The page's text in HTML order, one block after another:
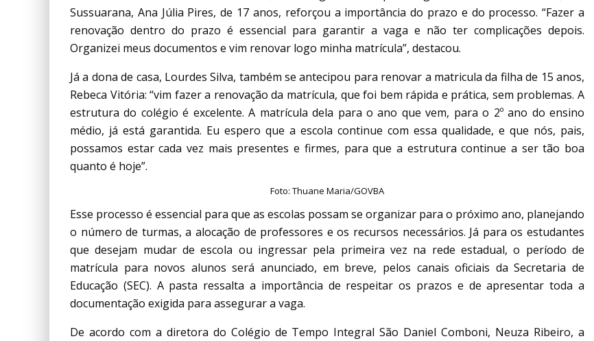
Sussuarana, Ana Júlia Pires, de 17 anos, reforçou a importância do prazo e do processo. “Fazer a
renovação dentro do prazo é essencial para garantir a vaga e não ter complicações depois.
Organizei meus documentos e vim renovar logo minha matrícula”, destacou.
Já a dona de casa, Lourdes Silva, também se antecipou para renovar a matricula da filha de 15 anos,
Rebeca Vitória: “vim fazer a renovação da matrícula, que foi bem rápida e prática, sem problemas. A
estrutura do colégio é excelente. A matrícula dela para o ano que vem, para o 2º ano do ensino
médio, já está garantida. Eu espero que a escola continue com essa qualidade, e que nós, pais,
possamos estar cada vez mais presentes e firmes, para que a estrutura continue a ser tão boa
quanto é hoje”.
Foto: Thuane Maria/GOVBA
Esse processo é essencial para que as escolas possam se organizar para o próximo ano, planejando
o número de turmas, a alocação de professores e os recursos necessários. Já para os estudantes
que desejam mudar de escola ou ingressar pela primeira vez na rede estadual, o período de
matrícula para novos alunos será anunciado, em breve, pelos canais oficiais da Secretaria de
Educação (SEC). A pasta ressalta a importância de respeitar os prazos e de apresentar toda a
documentação exigida para assegurar a vaga.
De acordo com a diretora do Colégio de Tempo Integral São Daniel Comboni, Neuza Ribeiro, a